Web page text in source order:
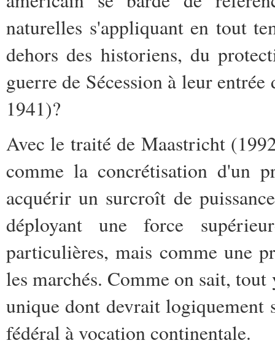
naturelles s'appliquant en tout
dehors des historiens, du
guerre de Sécession à leur
1941)?
Avec le traité de Maastricht
comme la concrétisation d'un
acquérir un surcroît de
déployant une force
particulières, mais comme une
les marchés. Comme on sait,
unique dont devrait
fédéral à vocation continentale.